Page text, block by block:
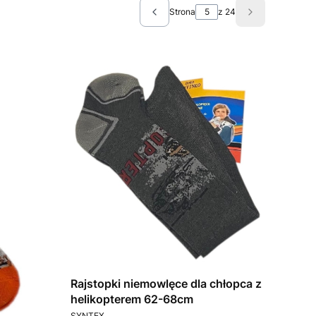
Poprzednie produkty
Strona z 24 Następne
Rajstopki niemowlęce dla chłopca z
helikopterem 62-68cm
PRODUCENT